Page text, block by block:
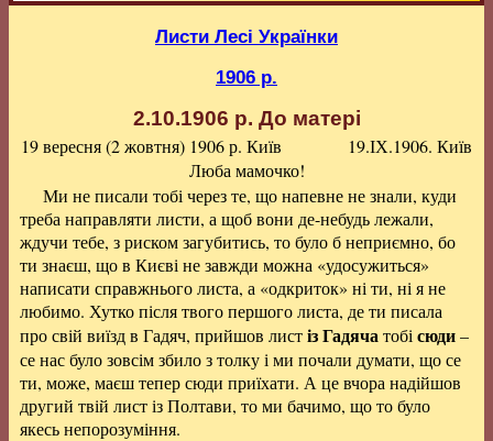
Листи Лесі Українки
1906 р.
2.10.1906 р. До матері
19 вересня (2 жовтня) 1906 р. Київ
19.ІХ.1906. Київ
Люба мамочко!
Ми не писали тобі через те, що напевне не знали, куди
треба направляти листи, а щоб вони де-небудь лежали,
ждучи тебе, з риском загубитись, то було б неприємно, бо
ти знаєш, що в Києві не завжди можна «удосужиться»
написати справжнього листа, а «одкриток» ні ти, ні я не
любимо. Хутко після твого першого листа, де ти писала
про свій виїзд в Гадяч, прийшов листіз Гадячатобі сюди–
се нас було зовсім збило з толку і ми почали думати, що се
ти, може, маєш тепер сюди приїхати. А це вчора надійшов
другий твій лист із Полтави, то ми бачимо, що то було
якесь непорозуміння.